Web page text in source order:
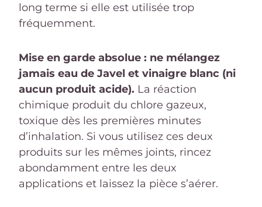
long terme si elle est utilisée trop
fréquemment.
Mise en garde absolue : ne mélangez
jamais eau de Javel et vinaigre blanc (ni
aucun produit acide). La réaction
chimique produit du chlore gazeux,
toxique dès les premières minutes
d’inhalation. Si vous utilisez ces deux
produits sur les mêmes joints, rincez
abondamment entre les deux
applications et laissez la pièce s’aérer.